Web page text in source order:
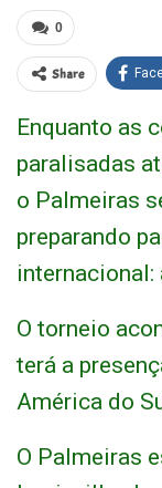
0
Share
Enquanto as
paralisadas
o Palmeiras
preparando
internacional:
O torneio
terá a
América do
O Palmeiras